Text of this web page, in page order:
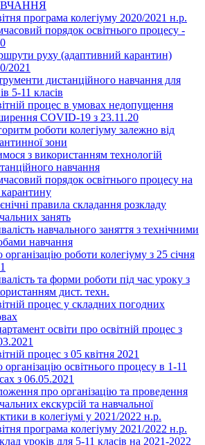
програма колегіуму 2020/2021 н.р.
порядок освітнього процесу -
руху (адаптивний карантин)
2021
дистанційного навчання для
5-11 класів
процес в умовах недопущення
COVID-19 з 23.11.20
роботи колегіуму залежно від
зони
з використанням технологій
навчання
порядок освітнього процесу на
карантину
правила складання розкладу
занять
навчального заняття з технічними
навчання
роботи колегіуму з 25 січня
та форми роботи під час уроку з
дист. техн.
процес у складних погодних
освіти про освітній процес з
процес з 05 квітня 2021
освітнього процесу в 1-11
з 06.05.2021
про організацію та проведення
екскурсій та навчальної
в колегіумі у 2021/2022 н.р.
програма колегіуму 2021/2022 н.р.
уроків для 5-11 класів на 2021-2022